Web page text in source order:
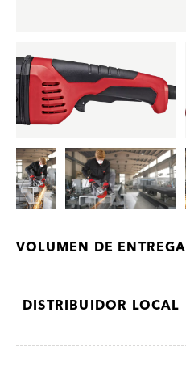
VOLUMEN DE ENTREGA
DISTRIBUIDOR LOCAL